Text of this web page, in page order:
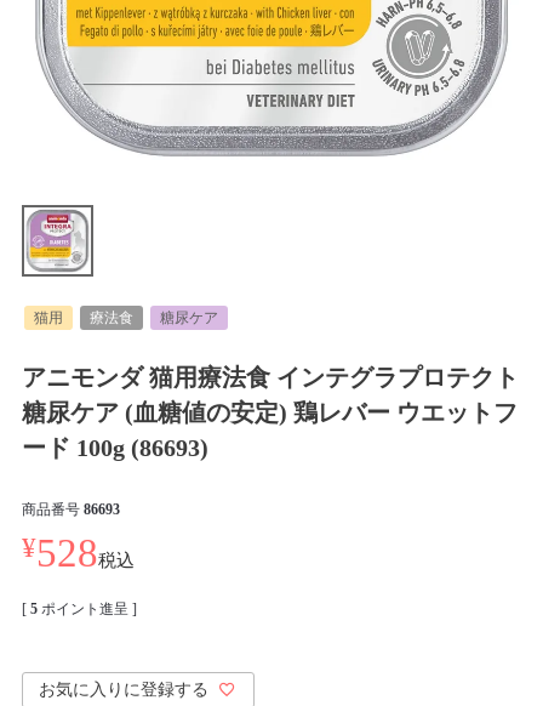
猫用 療法食 糖尿ケア
アニモンダ 猫用療法食 インテグラプロテクト
糖尿ケア (血糖値の安定) 鶏レバー ウエットフ
ード 100g (86693)
商品番号 86693
¥528税込
[ 5 ポイント進呈 ]
お気に入りに登録する